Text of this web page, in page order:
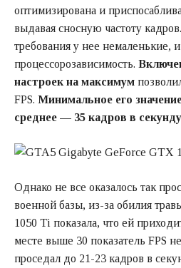
оптимизирована и
выдавая сносную частоту
требования у нее немаленькие,
процессорозависимость.
настроек на максимум
FPS. Минимальное его
среднее — 35 кадров в
Однако не все оказалось так
военной базы, из-за обилия
1050 Ti показала, что ей
месте выше 30 показатель FPS
проседал до 21-23 кадров в